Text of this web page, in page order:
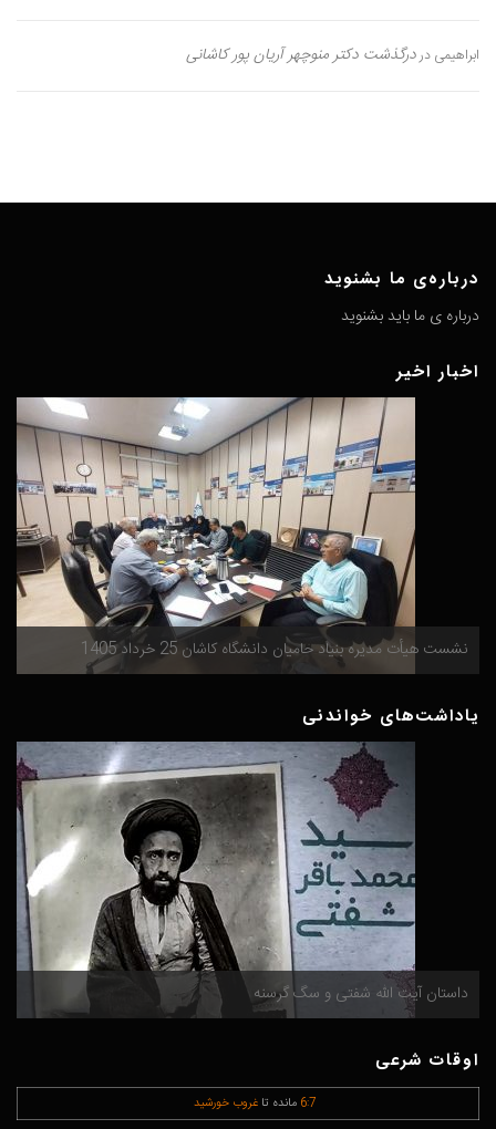
ابراهیمی دردرگذشت دکتر منوچهر آریان پور کاشانی
درباره‌ی ما بشنوید
درباره ی ما باید بشنوید
اخبار اخیر
نشست هیأت مدیره بنیاد حامیان دانشگاه کاشان 25 خرداد 1405
یاداشت‌های خواندنی
داستان آیت الله شفتی و سگ گرسنه
اوقات شرعی
6:7 مانده تا غروب خورشید